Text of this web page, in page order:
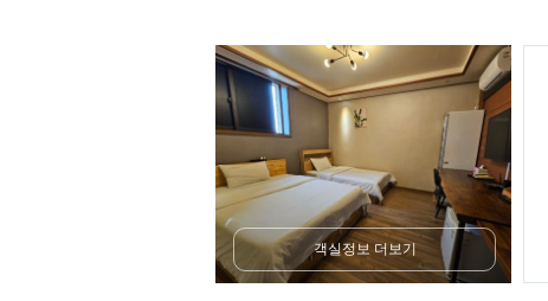
객실정보 더보기